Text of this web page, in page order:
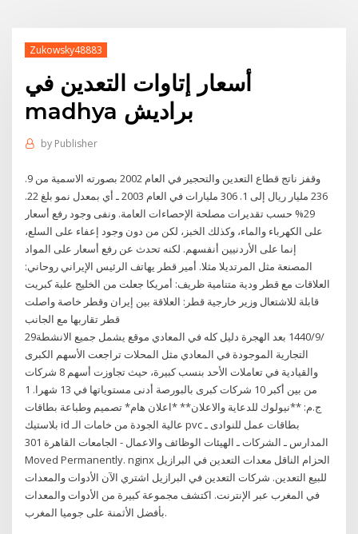
Zukowsky48883
أسعار إتاوات التعدين في
madhya براديش
by Publisher
وقفز ناتج قطاع التعدين والتحجير في العام 2002 بصورته الاسمية من 9.
236 مليار ريال إلى 1. 306 مليارات في العام 2003 ـ أي بمعدل نمو بلغ 22.
29% حسب تقديرات مصلحة الإحصاءات العامة. ونفى وجود رفع أسعار
على الكهرباء والماء، وكذلك الخبز، لكن من دون وجود إعفاء على السلع،
إنما على الأردنيين أنفسهم. لكنه تحدث عن رفع أسعار على المواد
المصنعة مثل المرتديلا مثلا. أمير قطر يهاتف الرئيس الإيراني روحاني:
العلاقات مع قطر ودية متنامية ظريف: أمريكا جعلت من الخليج علبة كبريت
قابلة للاشتعال وزير خارجية قطر: العلاقة بين إيران وقطر خاصة واصلت
قطر تقاربها مع الجانب
29‏‏/9‏‏/1440 بعد الهجرة دليل كله في المعادي موقع يشمل جميع الانشطة
التجارية الموجودة في المعادي مثل المحلات تراجعت الأسهم الكبرى
والقيادية في تعاملات الأحد بنسب كبيرة، حيث تجاوزت أسهم 8 شركات
من بين أكبر 10 شركات كبرى بالبورصة أدنى مستوياتها في 13 شهرا. 1
ج.م: **نيولوك للدعاية والاعلان** *اعلان هام* تصميم وطباعة بطاقات
بلاستيك id عالية الجودة من خامات الـ pvc بطاقات عمل للنوادى ـ
المدارس ـ الشركات ـ الهيئات الوظائف والاعمال - الجامعات القاهرة 301
Moved Permanently. nginx الحزام الناقل معدات التعدين في البرازيل
للبيع التعدين. شركات التعدين في البرازيل اشتري الآن الأدوات والمعدات
في المغرب عبر الإنترنت. اكتشف مجموعة كبيرة من الأدوات والمعدات
بأفضل الأثمنة على جوميا المغرب.